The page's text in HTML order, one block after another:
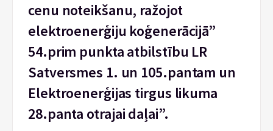
cenu noteikšanu, ražojot
elektroenerģiju koģenerācijā”
54.prim punkta atbilstību LR
Satversmes 1. un 105.pantam un
Elektroenerģijas tirgus likuma
28.panta otrajai daļai”.